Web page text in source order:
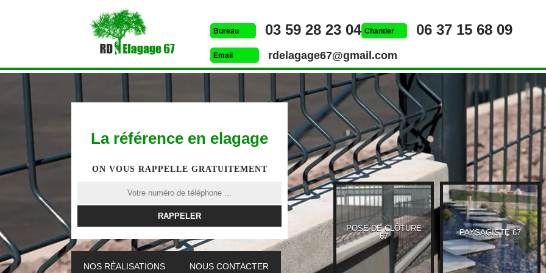
Bureau 03 59 28 23 04 Chantier 06 37 15 68 09
Email rdelagage67@gmail.com
La référence en elagage
ON VOUS RAPPELLE GRATUITEMENT
NOS RÉALISATIONS NOUS CONTACTER
ETÊTAGE 67 ELAGUEUR 67
POSE DE CLÔTURE
67
PAYSAGISTE 67